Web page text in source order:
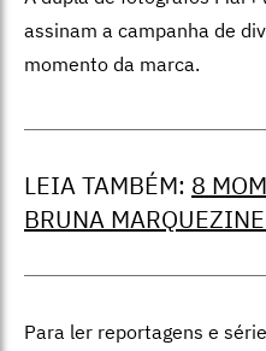
assinam a campanha de
momento da marca.
LEIA TAMBÉM: 8
BRUNA
Para ler reportagens e